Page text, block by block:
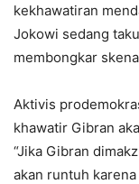
kekhawatiran
Jokowi sedang
membongkar
Aktivis
khawatir Gibran
“Jika Gibran
akan runtuh